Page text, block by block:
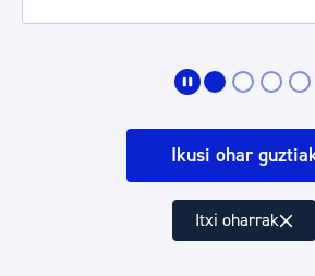
Ikusi ohar
Itxi oharrak